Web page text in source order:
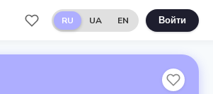
RU UA EN Войти